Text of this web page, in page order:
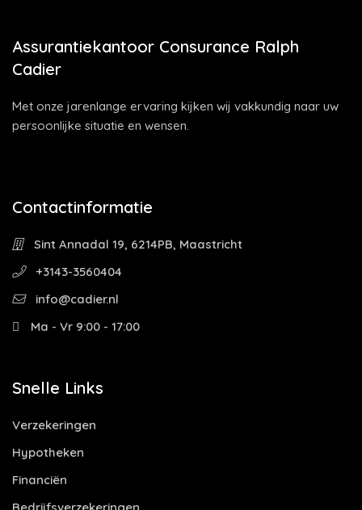
Assurantiekantoor Consurance Ralph
Cadier
Met onze jarenlange ervaring kijken wij vakkundig naar uw
persoonlijke situatie en wensen.
Contactinformatie
Sint Annadal 19, 6214PB, Maastricht
+3143-3560404
info@cadier.nl
Ma - Vr 9:00 - 17:00
Snelle Links
Verzekeringen
Hypotheken
Financiën